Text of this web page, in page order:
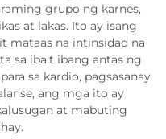
grupo ng karnes,
at lakas. Ito ay isang
mataas na intinsidad na
sa iba't ibang antas ng
sa kardio, pagsasanay
ang mga ito ay
at mabuting